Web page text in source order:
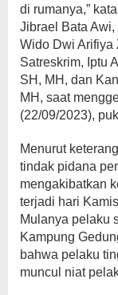
di rumanya,”
Jibrael Bata
Wido Dwi Arifiya
Satreskrim, Iptu
SH, MH, dan
MH, saat
(22/09/2023),
Menurut
tindak pidana
mengakibatkan
terjadi hari
Mulanya pelaku
Kampung
bahwa pelaku
muncul niat